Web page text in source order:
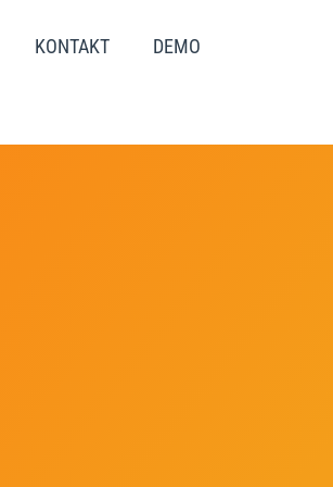
KONTAKT DEMO